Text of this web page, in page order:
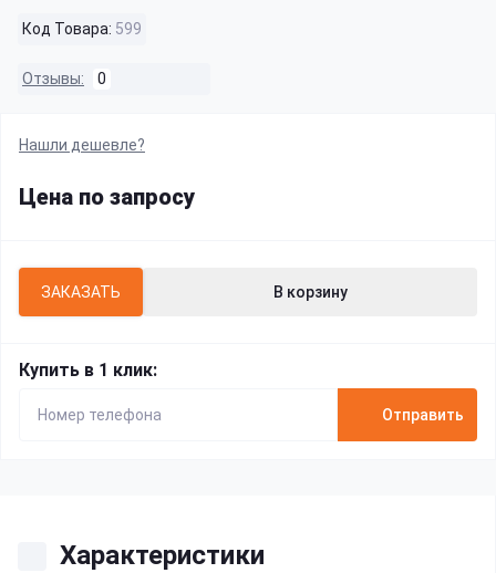
Код Товара: 599
Отзывы: 0
Нашли дешевле?
Цена по запросу
ЗАКАЗАТЬ В корзину
Купить в 1 клик:
Отправить
Характеристики